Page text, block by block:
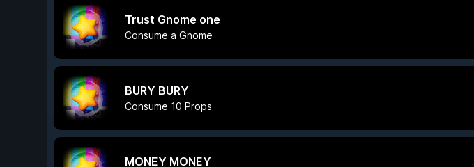
Trust Gnome one
Consume a Gnome
BURY BURY
Consume 10 Props
MONEY MONEY